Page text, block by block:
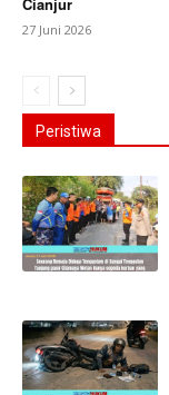
Cianjur
27 Juni 2026
Peristiwa